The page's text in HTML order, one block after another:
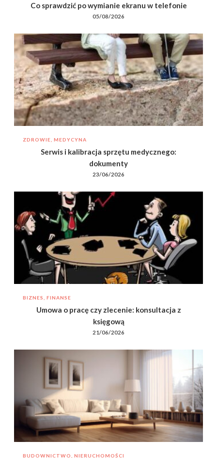
Co sprawdzić po wymianie ekranu w telefonie
05/08/2026
ZDROWIE, MEDYCYNA
Serwis i kalibracja sprzętu medycznego:
dokumenty
23/06/2026
BIZNES, FINANSE
Umowa o pracę czy zlecenie: konsultacja z
księgową
21/06/2026
BUDOWNICTWO, NIERUCHOMOŚCI